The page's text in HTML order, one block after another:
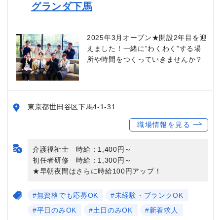
グランダ下馬
2025年3月オープン★開設2年目を迎
えました！一緒に”わくわく”する場
所や時間をつくっていきませんか？
東京都世田谷区下馬4-1-31
職場情報を見る
介護福祉士 時給：1,400円～
初任者研修 時給：1,300円～
★早朝夜間はさらに時給100円アップ！
#無資格でも応募OK
#未経験・ブランクOK
#平日のみOK
#土日のみOK #新着求人